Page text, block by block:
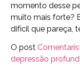
momento desse
muito mais forte?
difícil que pareça,
O post
depressão